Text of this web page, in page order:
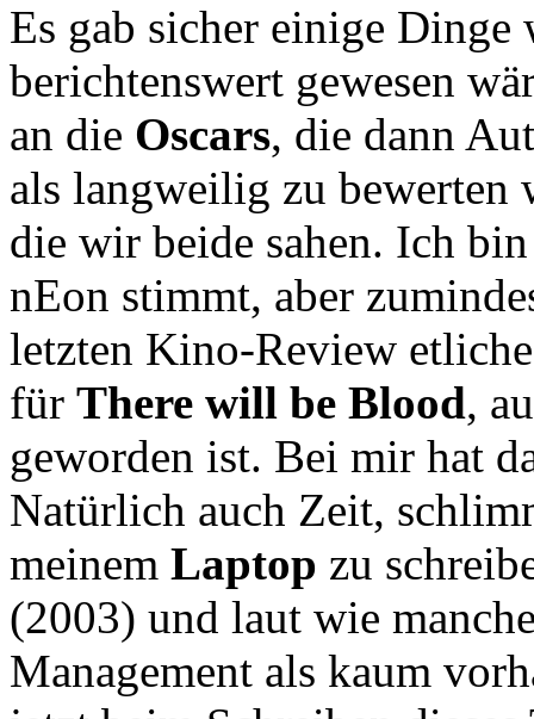
Es gab sicher einige
berichtenswert gewesen
an die Oscars, die dann
als langweilig zu bewerten
die wir beide sahen. Ich
nEon stimmt, aber
letzten Kino-Review
für There will be Blood,
geworden ist. Bei mir hat
Natürlich auch Zeit,
meinem Laptop zu
(2003) und laut wie
Management als kaum